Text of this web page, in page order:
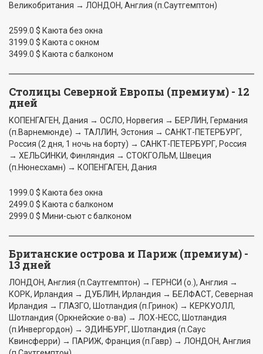
Великобритания → ЛОНДОН, Англия (п.Саутгемптон)
2599.0 $ Каюта без окна
3199.0 $ Каюта с окном
3499.0 $ Каюта с балконом
Столицы Северной Европы (премиум) - 12
дней
КОПЕНГАГЕН, Дания → ОСЛО, Норвегия → БЕРЛИН, Германия
(п.Варнемюнде) → ТАЛЛИН, Эстония → САНКТ-ПЕТЕРБУРГ,
Россия (2 дня, 1 ночь на борту) → САНКТ-ПЕТЕРБУРГ, Россия
→ ХЕЛЬСИНКИ, Финляндия → СТОКГОЛЬМ, Швеция
(п.Нюнесхамн) → КОПЕНГАГЕН, Дания
1999.0 $ Каюта без окна
2499.0 $ Каюта с балконом
2999.0 $ Мини-сьют с балконом
Британские острова и Париж (премиум) -
13 дней
ЛОНДОН, Англия (п.Саутгемптон) → ГЕРНСИ (о.), Англия →
КОРК, Ирландия → ДУБЛИН, Ирландия → БЕЛФАСТ, Северная
Ирландия → ГЛАЗГО, Шотландия (п.Гринок) → КЕРКУОЛЛ,
Шотландия (Оркнейские о-ва) → ЛОХ-НЕСС, Шотландия
(п.Инвергордон) → ЭДИНБУРГ, Шотландия (п.Саус
Квинсферри) → ПАРИЖ, Франция (п.Гавр) → ЛОНДОН, Англия